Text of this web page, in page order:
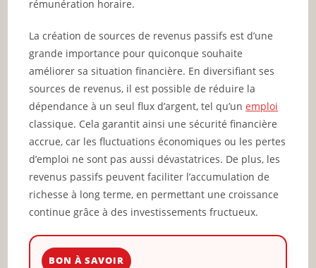
rémunération horaire.
La création de sources de revenus passifs est d’une
grande importance pour quiconque souhaite
améliorer sa situation financière. En diversifiant ses
sources de revenus, il est possible de réduire la
dépendance à un seul flux d’argent, tel qu’unemploi
classique. Cela garantit ainsi une sécurité financière
accrue, car les fluctuations économiques ou les pertes
d’emploi ne sont pas aussi dévastatrices. De plus, les
revenus passifs peuvent faciliter l’accumulation de
richesse à long terme, en permettant une croissance
continue grâce à des investissements fructueux.
BON À SAVOIR